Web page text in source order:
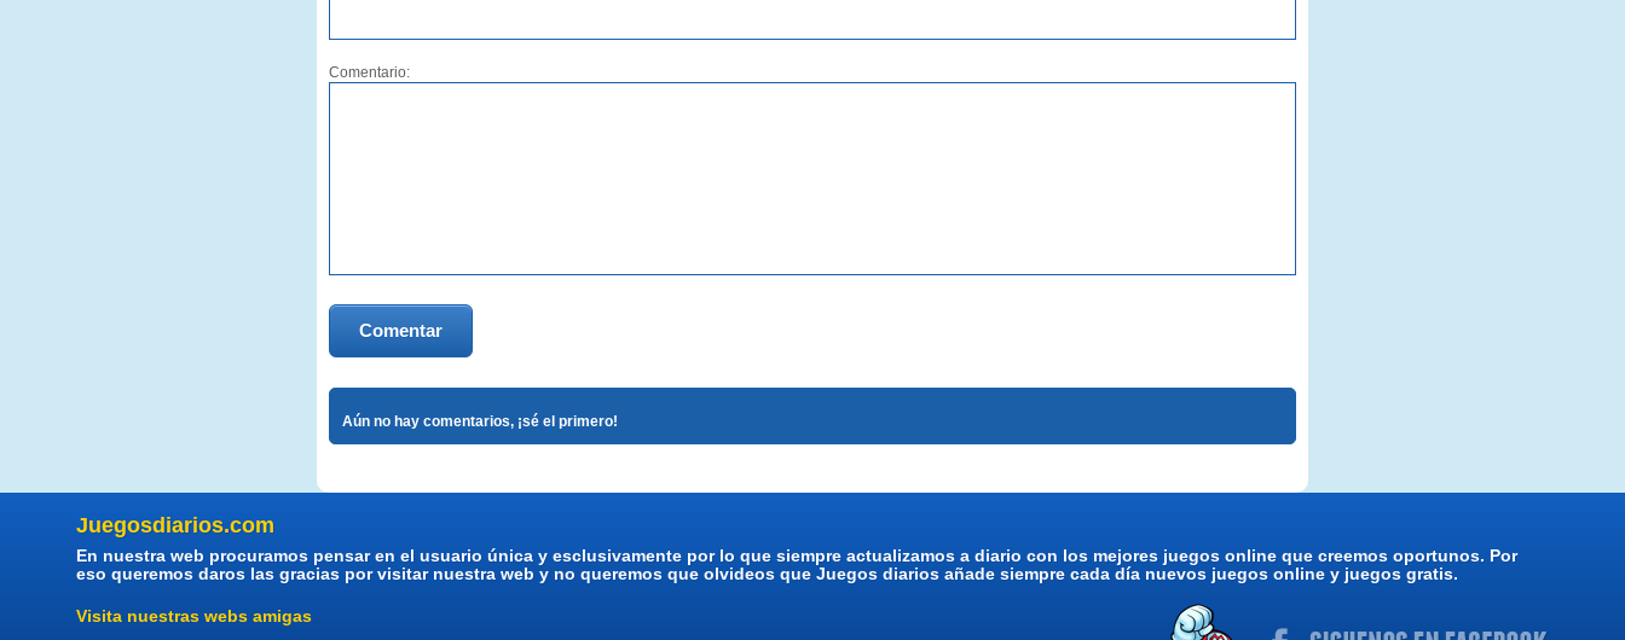
Comentario:
Comentar
Aún no hay comentarios, ¡sé el primero!
Juegosdiarios.com
En nuestra web procuramos pensar en el usuario única y esclusivamente por lo que siempre actualizamos a diario con los mejores juegos online que creemos oportunos. Por
eso queremos daros las gracias por visitar nuestra web y no queremos que olvideos que Juegos diarios añade siempre cada día nuevos juegos online y juegos gratis.
Visita nuestras webs amigas